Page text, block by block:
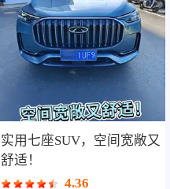
实用七座SUV，空间宽敞又
舒适！
4.36